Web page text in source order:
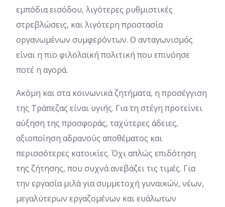
εμπόδια εισόδου, λιγότερες ρυθμιστικές
στρεβλώσεις, και λιγότερη προστασία
οργανωμένων συμφερόντων. Ο ανταγωνισμός
είναι η πιο φιλολαϊκή πολιτική που επινόησε
ποτέ η αγορά.
Ακόμη και στα κοινωνικά ζητήματα, η προσέγγιση
της Τράπεζας είναι υγιής. Για τη στέγη προτείνει
αύξηση της προσφοράς, ταχύτερες άδειες,
αξιοποίηση αδρανούς αποθέματος και
περισσότερες κατοικίες. Όχι απλώς επιδότηση
της ζήτησης, που συχνά ανεβάζει τις τιμές. Για
την εργασία μιλά για συμμετοχή γυναικών, νέων,
μεγαλύτερων εργαζομένων και ευάλωτων